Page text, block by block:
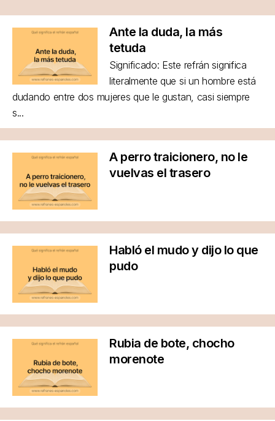
Ante la duda, la más
tetuda
Significado: Este refrán significa
literalmente que si un hombre está
dudando entre dos mujeres que le gustan, casi siempre
s...
A perro traicionero, no le
vuelvas el trasero
Habló el mudo y dijo lo que
pudo
Rubia de bote, chocho
morenote